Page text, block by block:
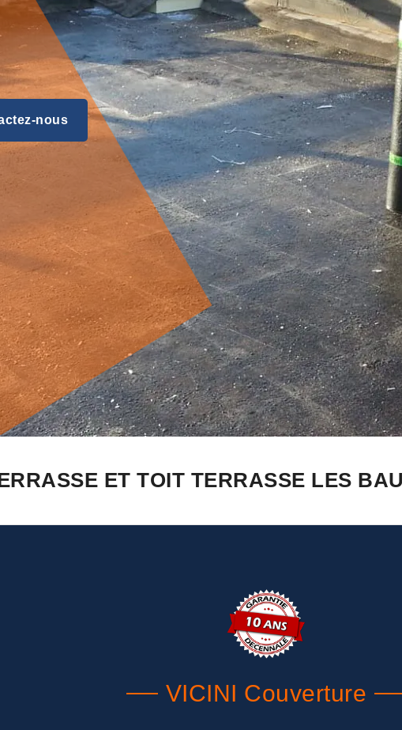
nous
ET TOIT TERRASSE LES
VICINI Couverture